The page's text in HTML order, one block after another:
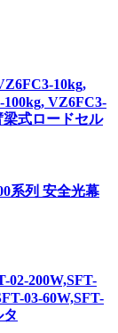
10kg,
VZ6FC3-
梁式ロードセル
系列 安全光幕
02-200W,SFT-
03-60W,SFT-